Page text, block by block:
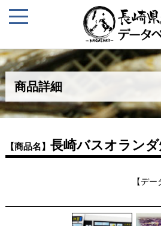
商品詳細
【商品名】 長崎バスオラン
【デ